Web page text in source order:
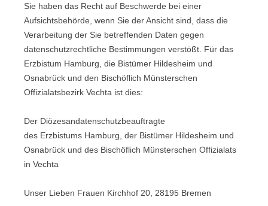
Sie haben das Recht auf Beschwerde bei einer
Aufsichtsbehörde, wenn Sie der Ansicht sind, dass die
Verarbeitung der Sie betreffenden Daten gegen
datenschutzrechtliche Bestimmungen verstößt. Für das
Erzbistum Hamburg, die Bistümer Hildesheim und
Osnabrück und den Bischöflich Münsterschen
Offizialatsbezirk Vechta ist dies:
Der Diözesandatenschutzbeauftragte
des Erzbistums Hamburg, der Bistümer Hildesheim und
Osnabrück und des Bischöflich Münsterschen Offizialats
in Vechta
Unser Lieben Frauen Kirchhof 20, 28195 Bremen